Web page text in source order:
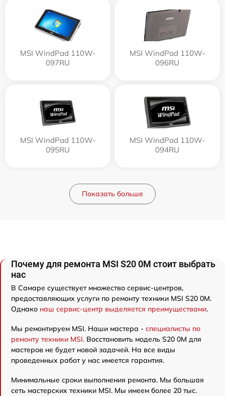
MSI WindPad 110W-
097RU
MSI WindPad 110W-
096RU
MSI WindPad 110W-
095RU
MSI WindPad 110W-
094RU
Показать больше
Почему для ремонта MSI S20 0M стоит выбрать
нас
В Самаре существует множество сервис-центров,
предоставляющих услуги по ремонту техники MSI S20 0M.
Однако наш сервис-центр выделяется преимуществами.
Мы ремонтируем MSI. Наши мастера - специалисты по
ремонту техники MSI. Восстановить модель S20 0M для
мастеров не будет новой задачей. На все виды
проведенных работ у нас имеется гарантия.
Минимальные сроки выполнения ремонта. Мы большая
сеть мастерских техники MSI. Мы имеем более 20 тыс.